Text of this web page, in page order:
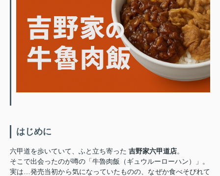
はじめに
六甲道を歩いていて、ふと立ち寄った 吉野家六甲道店。
そこで出会ったのが噂の「牛魯肉飯（ギュウルーローハン）」。
実は…発売当初から気になっていたものの、なぜか食べそびれて